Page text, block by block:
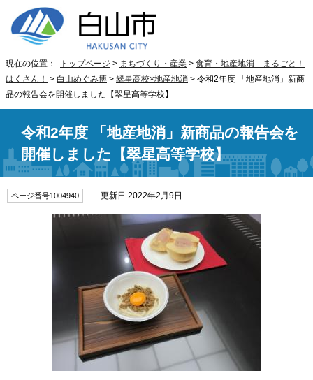
現在の位置： トップページ > まちづくり・産業 > 食育・地産地消 まるごと！
はくさん！ > 白山めぐみ博 > 翠星高校×地産地消 > 令和2年度 「地産地消」新商
品の報告会を開催しました【翠星高等学校】
令和2年度 「地産地消」新商品の報告会を
開催しました【翠星高等学校】
ページ番号1004940 更新日 2022年2月9日